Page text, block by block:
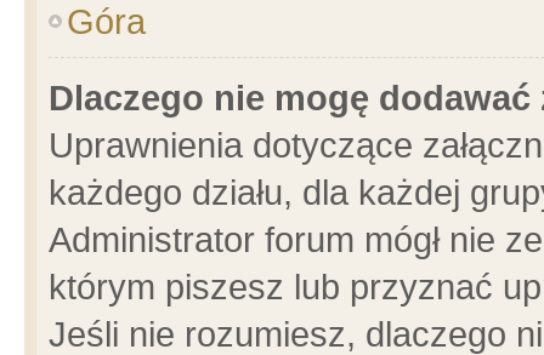
Góra
Dlaczego nie mogę dodawać
Uprawnienia dotyczące
każdego działu, dla każdej
Administrator forum mógł nie
którym piszesz lub przyznać
Jeśli nie rozumiesz, dlaczego